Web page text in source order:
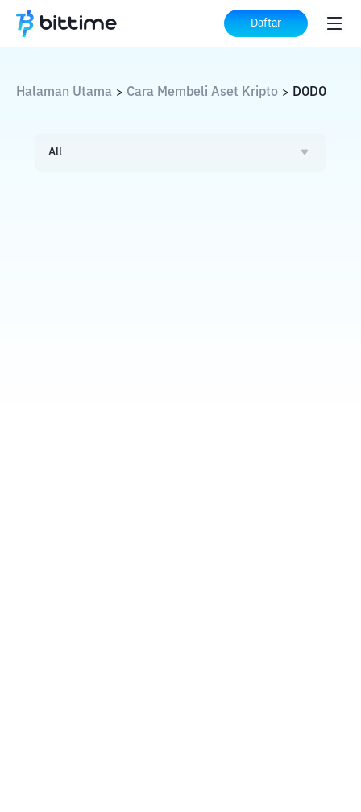
Daftar
Halaman Utama > Cara Membeli Aset Kripto > DODO
All